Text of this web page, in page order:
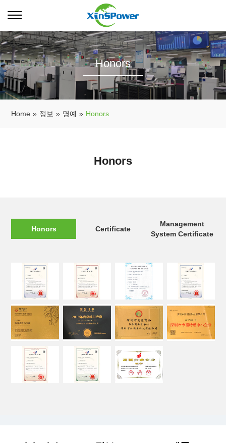
Honors
Home » 정보 » 명예 » Honors
Honors
Honors Certificate
Management
System Certificate